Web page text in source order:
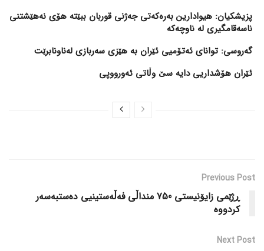
پزیشکیان: هیوادارین بەرەکەتی جەژنی قوربان ببێتە هۆی نەهێشتنی
ناسەقامگیری لە ناوچەکە
گەروسی: توانای ئەتۆمیی ئێران بە هێزی سەربازی لەناونابرێت
ئێران هۆشداریی دایە سێ وڵاتی ئەورووپی
Previous Post
ڕژێمی زایۆنیستی 750 منداڵی فەڵەستینیی دەستبەسەر
کردووە
Next Post